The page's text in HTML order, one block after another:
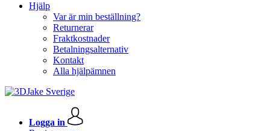
Hjälp
Var är min beställning?
Returnerar
Fraktkostnader
Betalningsalternativ
Kontakt
Alla hjälpämnen
Logga in